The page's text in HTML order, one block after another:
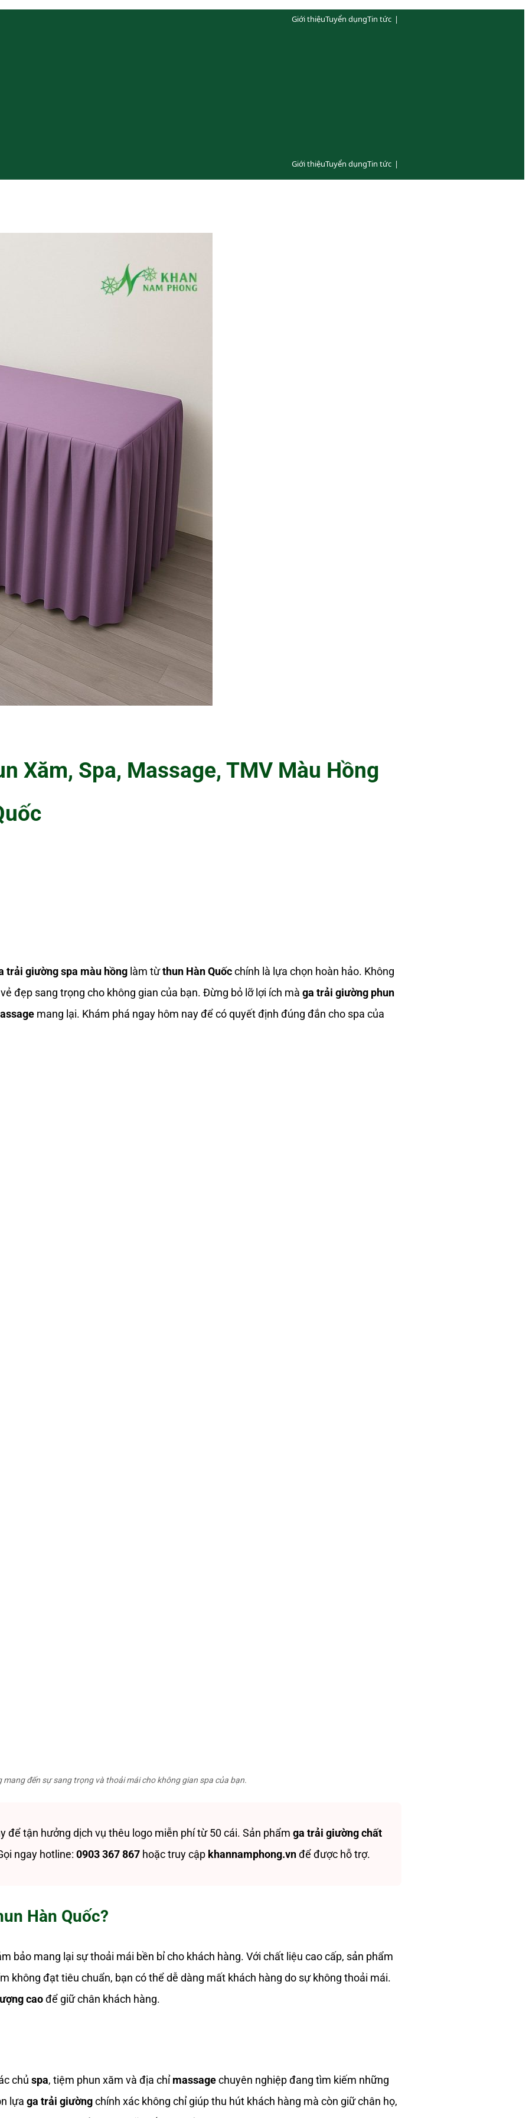
Giới thiệuTuyển dụngTin tức |
Giới thiệuTuyển dụngTin tức |
Xăm, Spa, Massage, TMV Màu Hồng
trải giường spa màu hồng làm từthun Hàn Quốcchính là lựa chọn hoàn hảo. Không
đẹp sang trọng cho không gian của bạn. Đừng bỏ lỡ lợi ích mà ga trải giường phun
mang lại. Khám phá ngay hôm nay để có quyết định đúng đắn cho spa của
đến sự sang trọng và thoải mái cho không gian spa của bạn.
để tận hưởng dịch vụ thêu logo miễn phí từ 50 cái. Sản phẩm ga trải giường chất
ngay hotline: 0903 367 867 hoặc truy cập khannamphong.vnđể được hỗ trợ.
Hàn Quốc?
bảo mang lại sự thoải mái bền bỉ cho khách hàng. Với chất liệu cao cấp, sản phẩm
không đạt tiêu chuẩn, bạn có thể dễ dàng mất khách hàng do sự không thoải mái.
caođể giữ chân khách hàng.
chủ spa, tiệm phun xăm và địa chỉmassagechuyên nghiệp đang tìm kiếm những
lựa ga trải giườngchính xác không chỉ giúp thu hút khách hàng mà còn giữ chân họ,